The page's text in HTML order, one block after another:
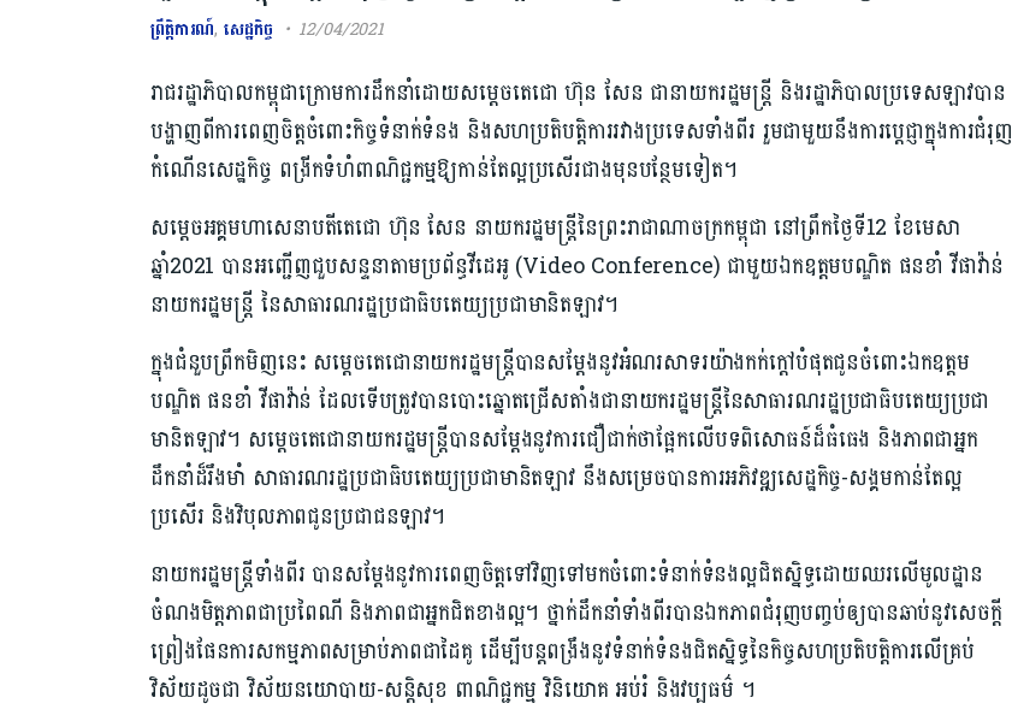
ព្រឹត្តិការណ៍,សេដ្ឋកិច្ច 12/04/2021
រាជរដ្ឋាភិបាលកម្ពុជាក្រោមការដឹកនាំដោយសម្ដេចតេជោ ហ៊ុន សែន ជានាយករដ្ឋមន្ត្រី និងរដ្ឋាភិបាលប្រទេសឡាវបាន
បង្ហាញពីការពេញ​ចិត្តចំពោះ​កិច្ច​ទំនាក់​ទំនង និងសហប្រតិបត្តិការរវាងប្រទេសទាំងពីរ រួមជាមួយនឹងការប្ដេជ្ញាក្នុងការជំរុញ
កំណើនសេដ្ឋកិច្ច ពង្រីកទំហំពាណិជ្ជកម្មឱ្យកាន់តែល្អ​ប្រសើរ​ជាងមុន​បន្ថែមទៀត។
សម្តេចអគ្គមហាសេនាបតីតេជោ ហ៊ុន សែន នាយករដ្ឋមន្ត្រីនៃព្រះរាជាណាចក្រកម្ពុជា នៅព្រឹកថ្ងៃទី12 ខែមេសា
ឆ្នាំ2021 បានអញ្ជើញជួប​សន្ទនា​តាមប្រព័ន្ធវីដេអូ (Video Conference) ជាមួយឯកឧត្តមបណ្ឌិត ផនខាំ វីផាវ៉ាន់
នាយករដ្ឋមន្ត្រី នៃសាធារណរដ្ឋប្រជាធិបតេយ្យប្រជាមានិតឡាវ។
ក្នុងជំនួបព្រឹកមិញនេះ សម្តេចតេជោនាយករដ្ឋមន្ត្រីបានសម្តែងនូវអំណរសាទរយ៉ាងកក់ក្តៅបំផុតជូនចំពោះឯកឧត្តម
បណ្ឌិត ផនខាំ វីផាវ៉ាន់ ដែលទើបត្រូវបាន​បោះឆ្នោតជ្រើសតាំងជានាយករដ្ឋមន្ត្រីនៃសាធារណរដ្ឋប្រជាធិបតេយ្យប្រជា
មានិតឡាវ។ សម្តេចតេជោនាយករដ្ឋមន្ត្រីបានសម្ដែងនូវការជឿជាក់ថាផ្អែកលើបទពិសោធន៍ដ៏ធំធេង និងភាពជាអ្នក
ដឹកនាំដ៏រឹងមាំ សាធារណរដ្ឋប្រជាធិបតេយ្យប្រជាមានិតឡាវ នឹងសម្រេចបានការអភិវឌ្ឍសេដ្ឋកិច្ច-សង្គមកាន់តែល្អ
ប្រសើរ និងវិបុលភាពជូនប្រជាជនឡាវ។
នាយករដ្ឋមន្ត្រីទាំងពីរ បានសម្ដែងនូវការពេញចិត្តទៅវិញទៅមកចំពោះទំនាក់ទំនងល្អជិតស្និទ្ធដោយឈរលើមូលដ្ឋាន
ចំណងមិត្តភាពជាប្រពៃណី និងភាពជាអ្នកជិតខាងល្អ។ ថ្នាក់ដឹកនាំទាំងពីរបានឯកភាពជំរុញបញ្ចប់ឲ្យបានឆាប់នូវសេចក្តី
ព្រៀងផែនការសកម្មភាពសម្រាប់ភាពជាដៃគូ ដើម្បីបន្តពង្រឹងនូវទំនាក់ទំនងជិតស្និទ្ធនៃកិច្ចសហប្រតិបត្តិការលើគ្រប់
វិស័យដូចជា វិស័យនយោបាយ-សន្តិសុខ ពាណិជ្ជកម្ម វិនិយោគ អប់រំ និងវប្បធម៌ ។